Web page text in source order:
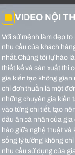
VIDEO NỘI
Với sứ mệnh làm đẹp
nhu cầu của khách
nhất.Chúng tôi tự hào
thiết kế và sản xuất thi
gia kiến tạo không gian
chỉ đơn thuần là một
những chuyên gia kiến
vào từng chi tiết, tạo
dấu ấn cá nhân của gia
hảo giữa nghệ thuật và
sống lý tưởng không
nhu cầu sử dụng của